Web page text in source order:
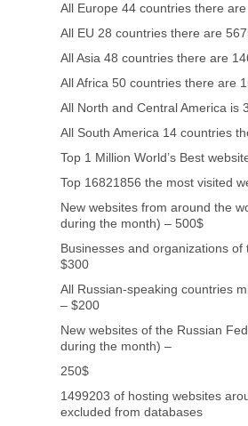
All Europe 44 countries there
All EU 28 countries there are
All Asia 48 countries there are
All Africa 50 countries there are
All North and Central America is
All South America 14 countries
Top 1 Million World’s Best
Top 16821856 the most visited
New websites from around the
during the month) – 500$
Businesses and organizations
$300
All Russian-speaking countries
– $200
New websites of the Russian
during the month) –
250$
1499203 of hosting websites
excluded from databases